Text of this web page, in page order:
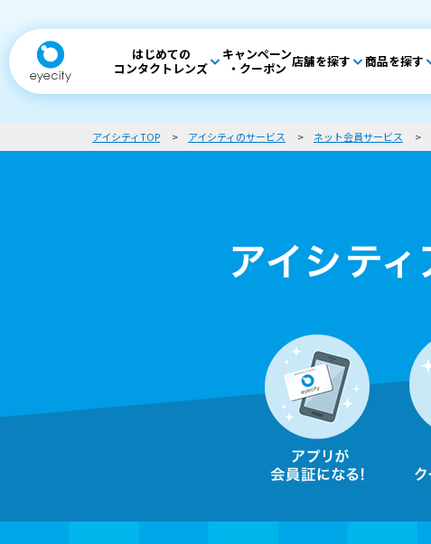
はじめての
コンタクトレンズ
キャンペーン
・クーポン 店舗を探す 商品を探す
アイシティTOP アイシティのサービス ネット会員サービス